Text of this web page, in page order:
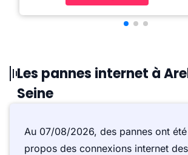
Les pannes internet à
Seine
Au 07/08/2026, des pannes ont
propos des connexions internet